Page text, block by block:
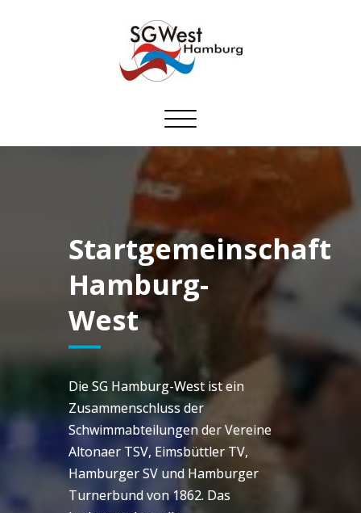
Toggle
Startgemeinschaft
Hamburg-
West
Die SG Hamburg-West ist ein
Zusammenschluss der
Schwimmabteilungen der Vereine
Altonaer TSV, Eimsbüttler TV,
Hamburger SV und Hamburger
Turnerbund von 1862. Das